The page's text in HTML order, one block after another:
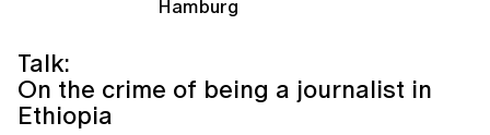
Hamburg
Talk:
On the crime of being a journalist in
Ethiopia